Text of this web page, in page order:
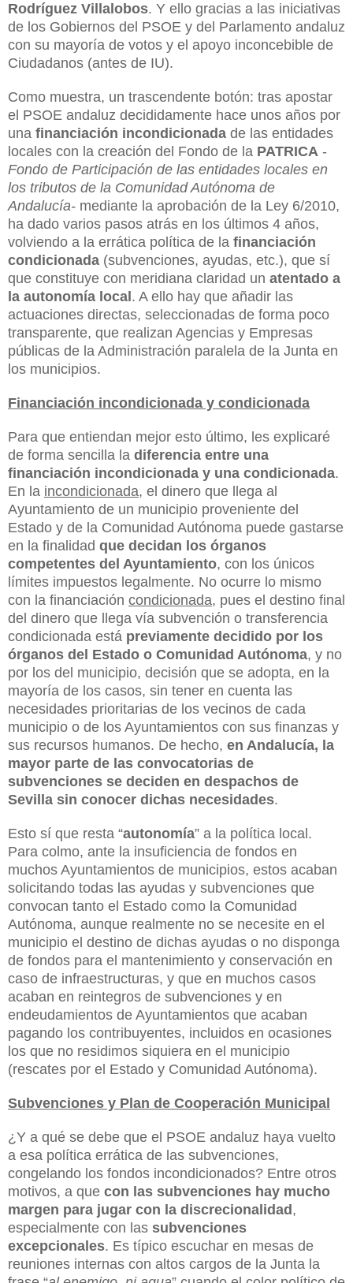
Rodríguez Villalobos. Y ello gracias a las iniciativas
de los Gobiernos del PSOE y del Parlamento andaluz
con su mayoría de votos y el apoyo inconcebible de
Ciudadanos (antes de IU).
Como muestra, un trascendente botón: tras apostar
el PSOE andaluz decididamente hace unos años por
una financiación incondicionada de las entidades
locales con la creación del Fondo de la PATRICA -
Fondo de Participación de las entidades locales en
los tributos de la Comunidad Autónoma de
Andalucía- mediante la aprobación de la Ley 6/2010,
ha dado varios pasos atrás en los últimos 4 años,
volviendo a la errática política de la financiación
condicionada (subvenciones, ayudas, etc.), que sí
que constituye con meridiana claridad un atentado a
la autonomía local . A ello hay que añadir las
actuaciones directas, seleccionadas de forma poco
transparente, que realizan Agencias y Empresas
públicas de la Administración paralela de la Junta en
los municipios.
Financiación incondicionada y condicionada
Para que entiendan mejor esto último, les explicaré
de forma sencilla la diferencia entre una
financiación incondicionada y una condicionada.
En la incondicionada, el dinero que llega al
Ayuntamiento de un municipio proveniente del
Estado y de la Comunidad Autónoma puede gastarse
en la finalidad que decidan los órganos
competentes del Ayuntamiento, con los únicos
límites impuestos legalmente. No ocurre lo mismo
con la financiación condicionada, pues el destino final
del dinero que llega vía subvención o transferencia
condicionada está previamente decidido por los
órganos del Estado o Comunidad Autónoma, y no
por los del municipio, decisión que se adopta, en la
mayoría de los casos, sin tener en cuenta las
necesidades prioritarias de los vecinos de cada
municipio o de los Ayuntamientos con sus finanzas y
sus recursos humanos. De hecho, en Andalucía, la
mayor parte de las convocatorias de
subvenciones se deciden en despachos de
Sevilla sin conocer dichas necesidades.
Esto sí que resta “autonomía” a la política local.
Para colmo, ante la insuficiencia de fondos en
muchos Ayuntamientos de municipios, estos acaban
solicitando todas las ayudas y subvenciones que
convocan tanto el Estado como la Comunidad
Autónoma, aunque realmente no se necesite en el
municipio el destino de dichas ayudas o no disponga
de fondos para el mantenimiento y conservación en
caso de infraestructuras, y que en muchos casos
acaban en reintegros de subvenciones y en
endeudamientos de Ayuntamientos que acaban
pagando los contribuyentes, incluidos en ocasiones
los que no residimos siquiera en el municipio
(rescates por el Estado y Comunidad Autónoma).
Subvenciones y Plan de Cooperación Municipal
¿Y a qué se debe que el PSOE andaluz haya vuelto
a esa política errática de las subvenciones,
congelando los fondos incondicionados? Entre otros
motivos, a que con las subvenciones hay mucho
margen para jugar con la discrecionalidad ,
especialmente con las subvenciones
excepcionales. Es típico escuchar en mesas de
reuniones internas con altos cargos de la Junta la